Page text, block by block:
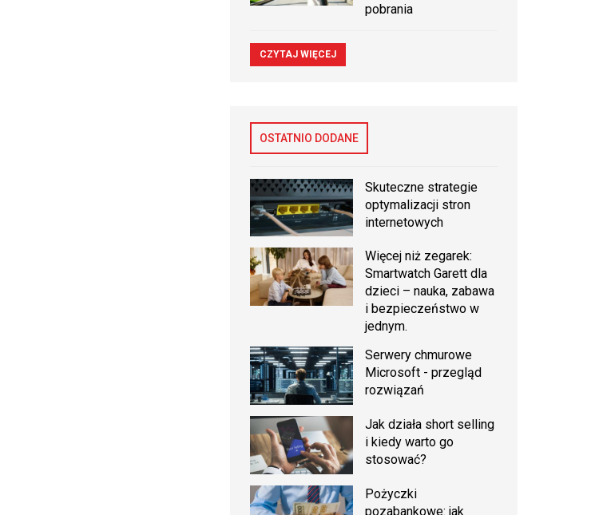
pobrania
CZYTAJ WIĘCEJ
OSTATNIO DODANE
Skuteczne strategie
optymalizacji stron
internetowych
Więcej niż zegarek:
Smartwatch Garett dla
dzieci – nauka, zabawa
i bezpieczeństwo w
jednym.
Serwery chmurowe
Microsoft - przegląd
rozwiązań
Jak działa short selling
i kiedy warto go
stosować?
Pożyczki
pozabankowe: jak